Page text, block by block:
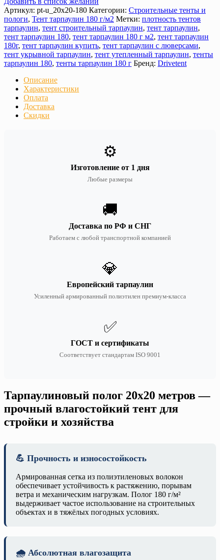
Артикул: pt-u_20х20-180 Категории: Строительные тенты и
пологи, Тент тарпаулин 180 г/м2 Метки: плотность тентов
тарпаулин, тент строительный тарпаулин, тент тарпаулин,
тент тарпаулин 180, тент тарпаулин 180 г м2, тент тарпаулин
180г, тент тарпаулин купить, тент тарпаулин с люверсами,
тент укрывной тарпаулин, тент утепленный тарпаулин, тенты
тарпаулин 180, тенты тарпаулин 180 г Бренд: Drivetent
Описание
Характеристики
Оплата
Доставка
Скидки
⚙️
Изготовление от 1 дня
Любые размеры
🚚
Доставка по РФ и СНГ
Работаем с любой транспортной компанией
💎
Европейский тарпаулин
Усиленный армированный полиэтилен премиум-класса
✅
ГОСТ и сертификаты
Соответствует стандартам ISO 9001
Тарпаулиновый полог 20х20 метров —
прочный влагостойкий тент для
стройки и хозяйства
💪 Прочность и износостойкость
Армированная сетка из полиэтиленовых волокон
обеспечивает устойчивость к растяжению, порывам
ветра и механическим нагрузкам. Полог 180 г/м²
выдерживает частое использование на строительных
объектах и в тяжёлых погодных условиях.
🌧️ Абсолютная влагозащита